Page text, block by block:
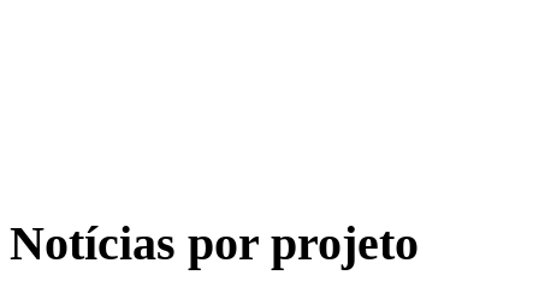
Notícias por projeto